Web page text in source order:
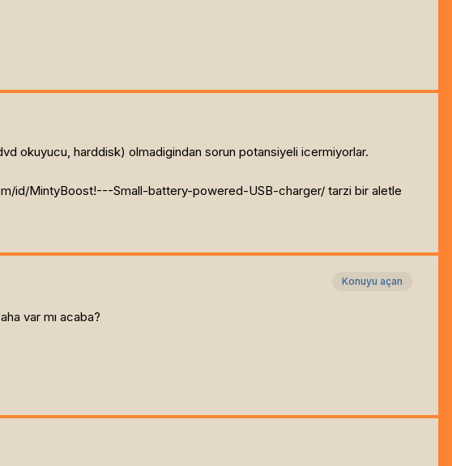
okuyucu, harddisk) olmadigindan sorun potansiyeli icermiyorlar.
id/MintyBoost!---Small-battery-powered-USB-charger/ tarzi bir aletle
Konuyu açan
var mı acaba?